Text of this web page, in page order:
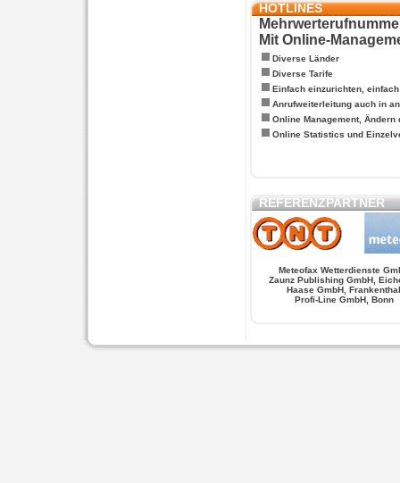
HOTLINES
Mit Online-
Diverse Länder
Diverse Tarife
Einfach einzurichten,
Anrufweiterleitung auch in
Online Management, Ändern
Online Statistics und
REFERENZPARTNER
Meteofax Wetterdienste
Zaunz Publishing GmbH,
Haase GmbH, Frankenthal
Profi-Line GmbH, Bonn